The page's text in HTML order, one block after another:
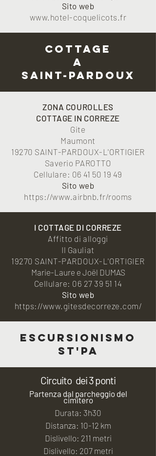
Sito web
www.hotel-coquelicots.fr
COTTAGE
A
SAINT-PARDOUX
ZONA COUROLLES
COTTAGE IN CORREZE
Gite
Maumont
19270 SAINT-PARDOUX-L'ORTIGIER
Saverio PAROTTO
Cellulare: 06 41 50 19 49
Sito web
https://www.airbnb.fr/rooms
I COTTAGE DI CORREZE
Affitto di alloggi
Il Gauliat
19270 SAINT-PARDOUX-L'ORTIGIER
Marie-Laure e Joël DUMAS
Cellulare: 06 27 39 51 14
Sito web
https://www.gitesdecorreze.com/
ESCURSIONISMO
ST'PA
Circuito dei 3 ponti
Partenza dal parcheggio del
cimitero
Durata: 3h30
Distanza: 10-12 km
Dislivello: 211 metri
Dislivello: 207 metri